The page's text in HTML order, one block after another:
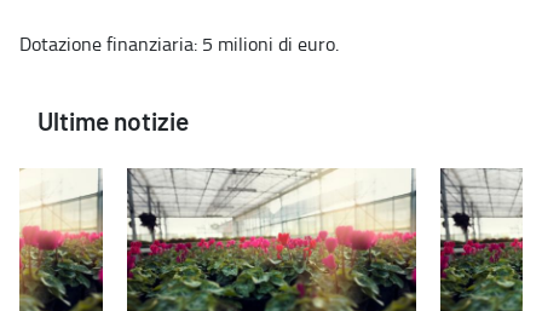
Dotazione finanziaria: 5 milioni di euro.
Ultime notizie